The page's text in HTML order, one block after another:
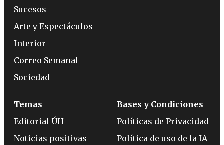
Sucesos
Arte y Espectáculos
Interior
Correo Semanal
Sociedad
Temas
Editorial ÚH
Noticias positivas
Bases y Condiciones
Políticas de Privacidad
Política de uso de la IA